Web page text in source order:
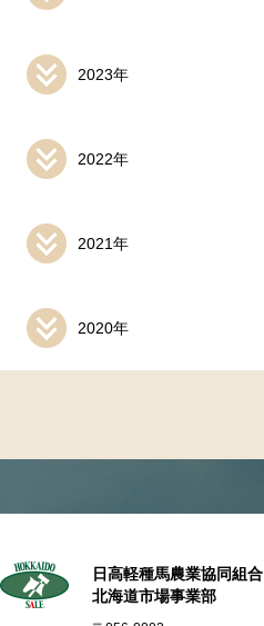
2023年
2022年
2021年
2020年
日高軽種馬農業協同組合
北海道市場事業部